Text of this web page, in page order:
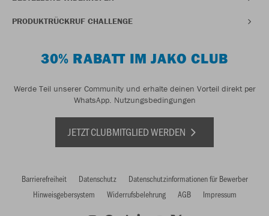
PRODUKTRÜCKRUF CHALLENGE
30% RABATT IM JAKO CLUB
Werde Teil unserer Community und erhalte deinen Vorteil direkt per
WhatsApp. Nutzungsbedingungen
JETZT CLUBMITGLIED WERDEN
Barrierefreiheit Datenschutz
Datenschutzinformationen für Bewerber
Hinweisgebersystem
Widerrufsbelehrung AGB Impressum